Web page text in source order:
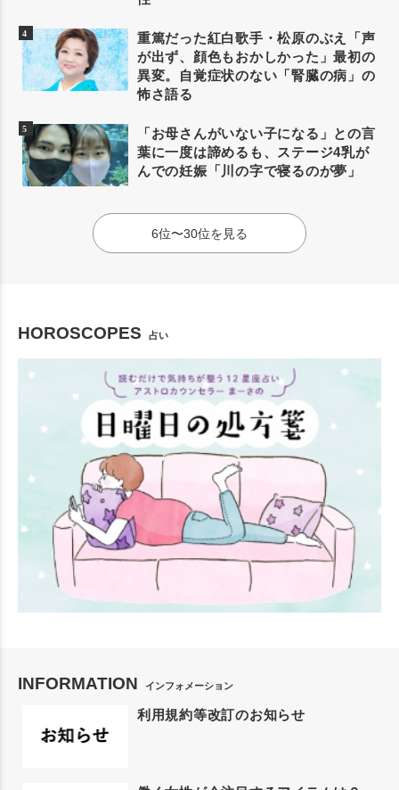
重篤だった紅白歌手・松原のぶえ「声
が出ず、顔色もおかしかった」最初の
異変。自覚症状のない「腎臓の病」の
怖さ語る
「お母さんがいない子になる」との言
葉に一度は諦めるも、ステージ4乳が
んでの妊娠「川の字で寝るのが夢」
6位〜30位を見る
HOROSCOPES 占い
INFORMATION インフォメーション
利用規約等改訂のお知らせ